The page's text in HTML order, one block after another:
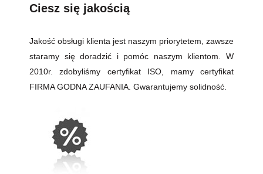
Ciesz się jakością
Jakość obsługi klienta jest naszym priorytetem, zawsze
staramy się doradzić i pomóc naszym klientom. W
2010r. zdobyliśmy certyfikat ISO, mamy certyfikat
FIRMA GODNA ZAUFANIA. Gwarantujemy solidność.